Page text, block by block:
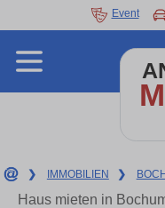
Event
❯ IMMOBILIEN ❯
Haus mieten in